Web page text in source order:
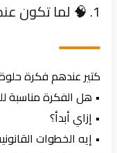
كتير عندهم فكرة
• هل الفكرة مناسبة
• إزاي أبدأ؟
• إيه الخطوات القانونية